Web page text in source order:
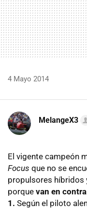
4 Mayo 2014
MelangeX3
El vigente campeón
Focus que no se
propulsores híbridos
porque van en
1. Según el piloto